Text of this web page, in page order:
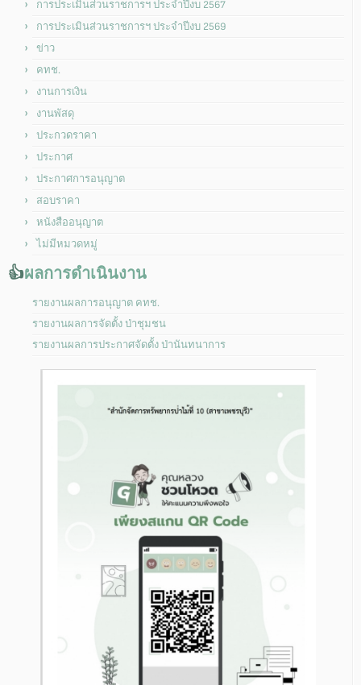
การประเมินส่วนราชการฯ ประจำปีงบ 2567
การประเมินส่วนราชการฯ ประจำปีงบ 2569
ข่าว
คทช.
งานการเงิน
งานพัสดุ
ประกวดราคา
ประกาศ
ประกาศการอนุญาต
สอบราคา
หนังสืออนุญาต
ไม่มีหมวดหมู่
👍ผลการดำเนินงาน
รายงานผลการอนุญาต คทช.
รายงานผลการจัดตั้ง ป่าชุมชน
รายงานผลการประกาศจัดตั้ง ป่านันทนาการ